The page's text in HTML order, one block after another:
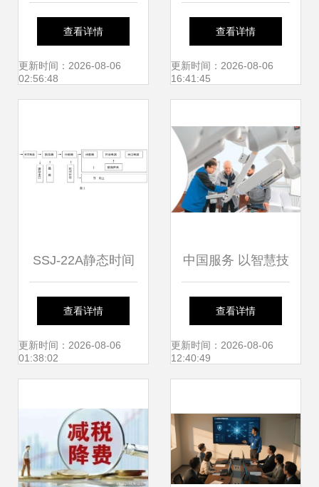
整装 以技术服务驱
动家装品质升级
查看详情
更新时间：2026-08-06
02:56:48
向“绿”而行 打造节
能环保产业集群的
查看详情
更新时间：2026-08-06
16:41:45
SSJ-22A静态时间
继电器 高性能与实
用价格的完美结合
查看详情
更新时间：2026-08-06
01:38:02
中国服务 以智慧技
术服务“出圈”国际
论道
查看详情
更新时间：2026-08-06
12:40:49